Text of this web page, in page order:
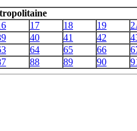
17 18 19
40 41 42
64 65 66
88 89 90